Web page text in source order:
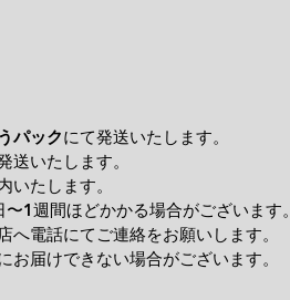
パックにて発送いたします。
送いたします。
いたします。
1週間ほどかかる場合がございます。
へ電話にてご連絡をお願いします。
お届けできない場合がございます。